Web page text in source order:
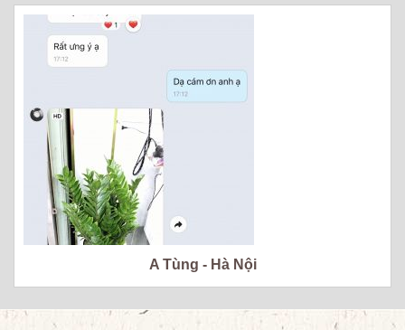
A Tùng - Hà Nội